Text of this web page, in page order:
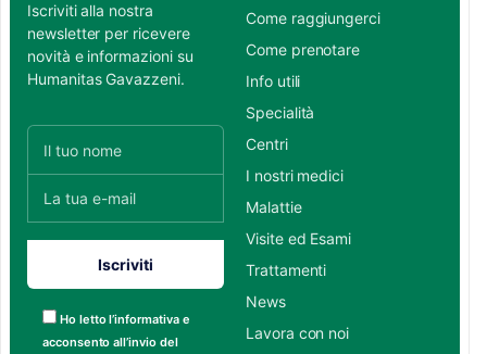
Iscriviti alla nostra
newsletter per ricevere
novità e informazioni su
Humanitas Gavazzeni.
Ho letto l’informativa e
acconsento all’invio del
Come raggiungerci
Come prenotare
Info utili
Specialità
Centri
I nostri medici
Malattie
Visite ed Esami
Trattamenti
News
Lavora con noi